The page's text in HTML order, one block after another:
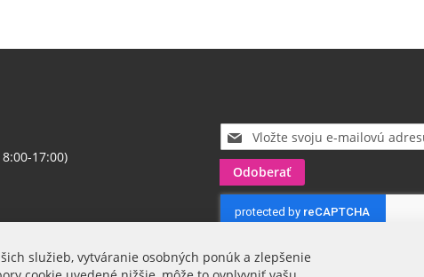
17:00)
r
h
á
t
e
Odoberať
služieb, vytváranie osobných ponúk a zlepšenie